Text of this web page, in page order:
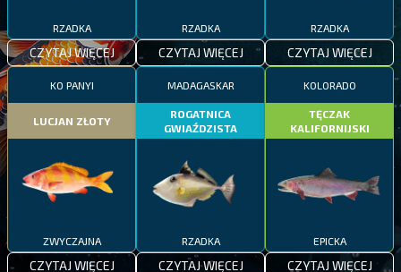
RZADKA
CZYTAJ WIĘCEJ
RZADKA
CZYTAJ WIĘCEJ
RZADKA
CZYTAJ WIĘCEJ
KO PANYI
LUCJAN ZŁOTY
ZWYCZAJNA
CZYTAJ WIĘCEJ
MADAGASKAR
ROGATNICA
GWIAŹDZISTA
RZADKA
CZYTAJ WIĘCEJ
KOLORADO
TĘCZAK
KALIFORNIJSKI
EPICKA
CZYTAJ WIĘCEJ